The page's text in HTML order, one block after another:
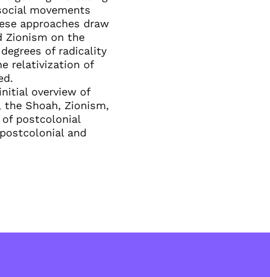
movements
approaches draw
Zionism on the
of radicality
relativization of
overview of
Shoah, Zionism,
postcolonial
and